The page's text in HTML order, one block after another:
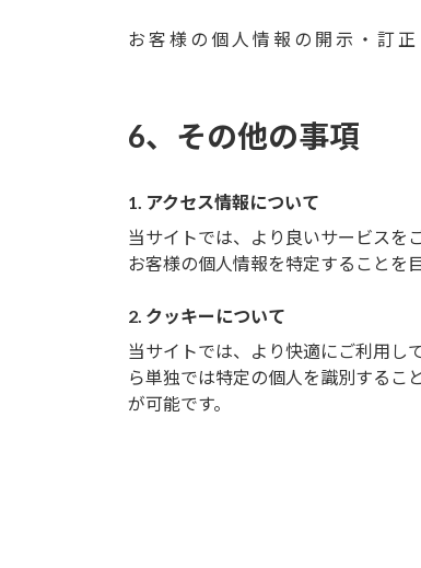
お客様の個人情報の開示・訂
6、その他の事項
1. アクセス情報について
当サイトでは、より良いサービスを
お客様の個人情報を特定することを
2. クッキーについて
当サイトでは、より快適にご利用し
ら単独では特定の個人を識別するこ
が可能です。